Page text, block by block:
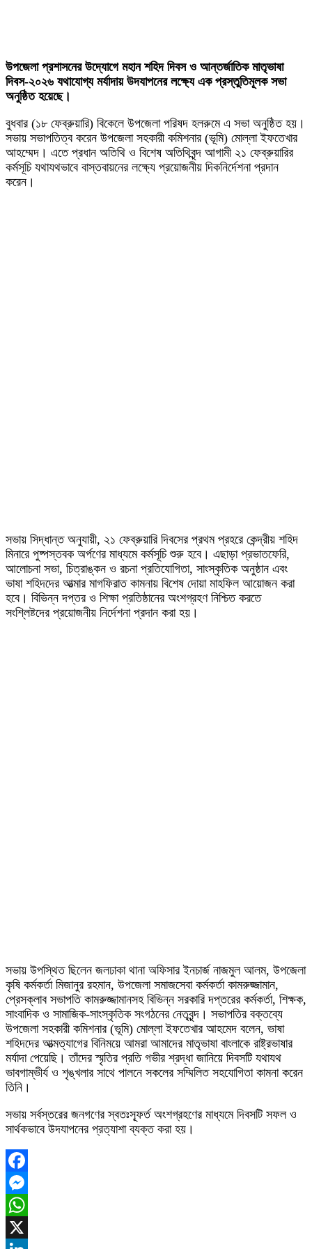
উপজেলা প্রশাসনের উদ্যোগে মহান শহিদ দিবস ও আন্তর্জাতিক মাতৃভাষা
দিবস-২০২৬ যথাযোগ্য মর্যাদায় উদযাপনের লক্ষ্যে এক প্রস্তুতিমূলক সভা
অনুষ্ঠিত হয়েছে।
বুধবার (১৮ ফেব্রুয়ারি) বিকেলে উপজেলা পরিষদ হলরুমে এ সভা অনুষ্ঠিত হয়।
সভায় সভাপতিত্ব করেন উপজেলা সহকারী কমিশনার (ভূমি) মোল্লা ইফতেখার
আহম্মেদ। এতে প্রধান অতিথি ও বিশেষ অতিথিবৃন্দ আগামী ২১ ফেব্রুয়ারির
কর্মসূচি যথাযথভাবে বাস্তবায়নের লক্ষ্যে প্রয়োজনীয় দিকনির্দেশনা প্রদান
করেন।
সভায় সিদ্ধান্ত অনুযায়ী, ২১ ফেব্রুয়ারি দিবসের প্রথম প্রহরে কেন্দ্রীয় শহিদ
মিনারে পুষ্পস্তবক অর্পণের মাধ্যমে কর্মসূচি শুরু হবে। এছাড়া প্রভাতফেরি,
আলোচনা সভা, চিত্রাঙ্কন ও রচনা প্রতিযোগিতা, সাংস্কৃতিক অনুষ্ঠান এবং
ভাষা শহিদদের আত্মার মাগফিরাত কামনায় বিশেষ দোয়া মাহফিল আয়োজন করা
হবে। বিভিন্ন দপ্তর ও শিক্ষা প্রতিষ্ঠানের অংশগ্রহণ নিশ্চিত করতে
সংশ্লিষ্টদের প্রয়োজনীয় নির্দেশনা প্রদান করা হয়।
সভায় উপস্থিত ছিলেন জলঢাকা থানা অফিসার ইনচার্জ নাজমুল আলম, উপজেলা
কৃষি কর্মকর্তা মিজানুর রহমান, উপজেলা সমাজসেবা কর্মকর্তা কামরুজ্জামান,
প্রেসক্লাব সভাপতি কামরুজ্জামানসহ বিভিন্ন সরকারি দপ্তরের কর্মকর্তা, শিক্ষক,
সাংবাদিক ও সামাজিক-সাংস্কৃতিক সংগঠনের নেতৃবৃন্দ। সভাপতির বক্তব্যে
উপজেলা সহকারী কমিশনার (ভূমি) মোল্লা ইফতেখার আহমেদ বলেন, ভাষা
শহিদদের আত্মত্যাগের বিনিময়ে আমরা আমাদের মাতৃভাষা বাংলাকে রাষ্ট্রভাষার
মর্যাদা পেয়েছি। তাঁদের স্মৃতির প্রতি গভীর শ্রদ্ধা জানিয়ে দিবসটি যথাযথ
ভাবগাম্ভীর্য ও শৃঙ্খলার সাথে পালনে সকলের সম্মিলিত সহযোগিতা কামনা করেন
তিনি।
সভায় সর্বস্তরের জনগণের স্বতঃস্ফূর্ত অংশগ্রহণের মাধ্যমে দিবসটি সফল ও
সার্থকভাবে উদযাপনের প্রত্যাশা ব্যক্ত করা হয়।
Facebook
Messenger
WhatsApp